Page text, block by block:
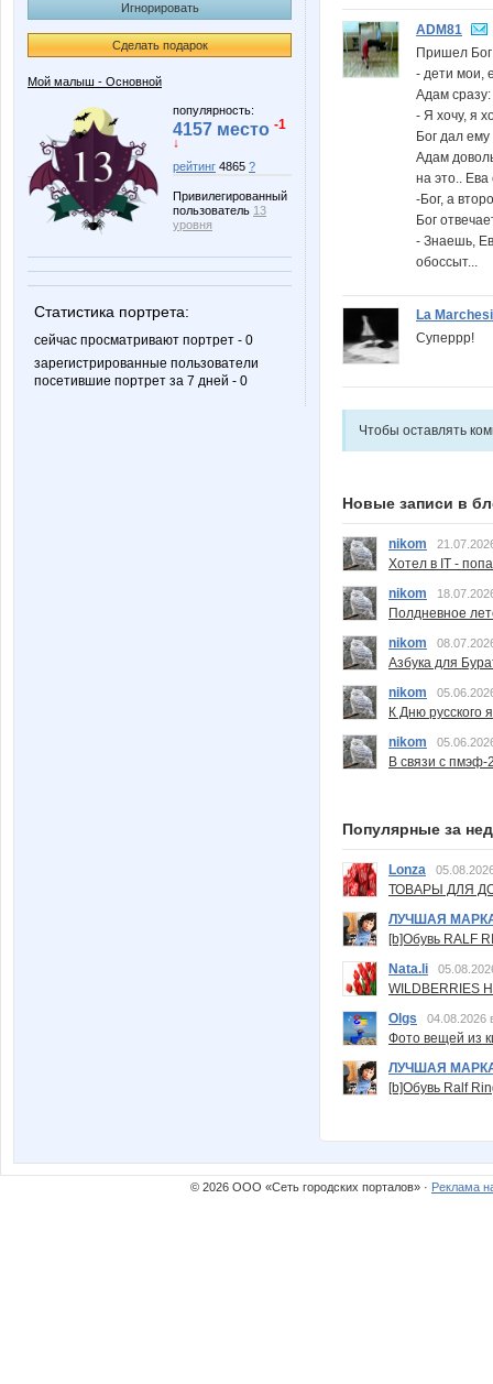
Игнорировать
Сделать подарок
Мой малыш - Основной
популярность:
4157 место -1
↓
рейтинг 4865 ?
Привилегированный
пользователь 13
уровня
Статистика портрета:
сейчас просматривают портрет - 0
зарегистрированные пользователи
посетившие портрет за 7 дней - 0
ADM81
Пришел Бог
- дети мои,
Адам сразу:
- Я хочу, я
Бог дал ему
Адам
на это..
-Бог, а
Бог
- Знаешь,
обоссыт...
La
Суперрр!
Чтобы оставлять
Новые записи в
nikom
Хотел в IT -
nikom
Полдневное
nikom
Азбука для
nikom
К Дню русского
nikom
В связи с пмэф-
Популярные за
Lonza
ТОВАРЫ ДЛЯ
ЛУЧШАЯ
[b]Обувь RALF
Nata.li
Olgs
04.08.2026
Фото вещей из
ЛУЧШАЯ
[b]Обувь Ralf
© 2026 ООО «Сеть городских порталов» · Реклама